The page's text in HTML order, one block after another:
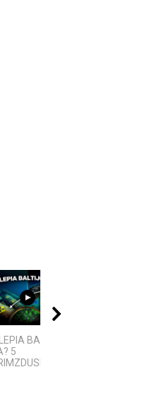
06:39
BALTIJOS
5